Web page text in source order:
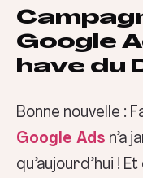
Google
have du
Bonne nouvelle :
Google Ads n’a
qu’aujourd’hui !